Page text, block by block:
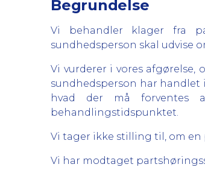
Begrundelse
Vi behandler klager fra
sundhedsperson skal udvise
Vi vurderer i vores
sundhedsperson har handlet
hvad der må forventes
behandlingstidspunktet.
Vi tager ikke stilling til, om
Vi har modtaget